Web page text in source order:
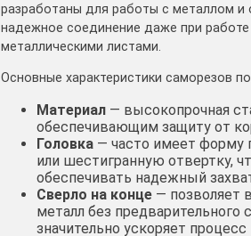
разработаны для работы с металлом и
надежное соединение даже при
металлическими листами.
Основные характеристики саморезов
Материал — высокопрочная
обеспечивающим защиту от
Головка — часто имеет форму
или шестигранную отвертку,
обеспечивать надежный
Сверло на конце — позволяет
металл без предварительного
значительно ускоряет